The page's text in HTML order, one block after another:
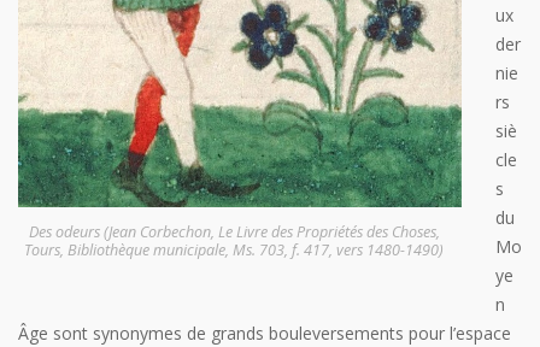
Des odeurs (Jean Corbechon, Le Livre des Propriétés des Choses,
Tours, Bibliothèque municipale, Ms. 703, f. 417, vers 1480-1490)
ux
der
nie
rs
siè
cle
s
du
Mo
ye
n
Âge sont synonymes de grands bouleversements pour l’espace